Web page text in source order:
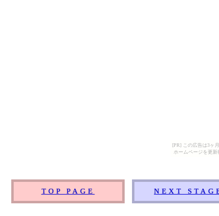
[PR] この広告は3ヶ
ホームページを更
TOP PAGE NEXT